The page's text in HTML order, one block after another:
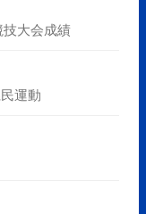
大会成績
運動